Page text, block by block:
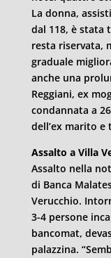
La donna,
dal 118, è stata
resta riservata,
graduale
anche una
Reggiani, ex
condannata a
dell’ex marito e
Assalto a Villa
Assalto nella
di Banca
Verucchio.
3-4 persone
bancomat,
palazzina.